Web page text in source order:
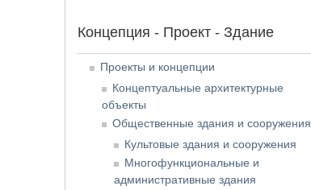
Концепция - Проект - Здание
Проекты и концепции
Концептуальные архитектурные
объекты
Общественные здания и сооружения
Культовые здания и сооружения
Многофункциональные и
административные здания